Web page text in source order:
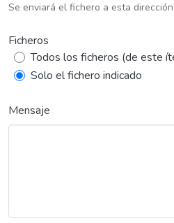
Se enviará el fichero a esta
Ficheros
Todos los ficheros (de este
Solo el fichero indicado
Mensaje